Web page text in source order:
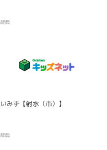
辞典
いみず【射水（市）】
辞典